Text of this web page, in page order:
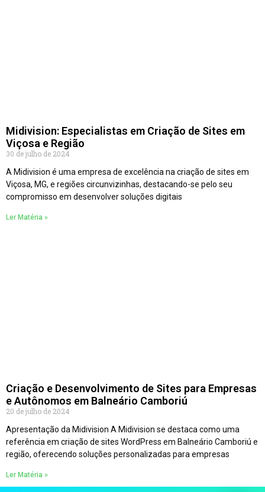
Midivision: Especialistas em Criação de Sites em
Viçosa e Região
30 de julho de 2024
A Midivision é uma empresa de excelência na criação de sites em
Viçosa, MG, e regiões circunvizinhas, destacando-se pelo seu
compromisso em desenvolver soluções digitais
Ler Matéria »
Criação e Desenvolvimento de Sites para Empresas
e Autônomos em Balneário Camboriú
20 de julho de 2024
Apresentação da Midivision A Midivision se destaca como uma
referência em criação de sites WordPress em Balneário Camboriú e
região, oferecendo soluções personalizadas para empresas
Ler Matéria »